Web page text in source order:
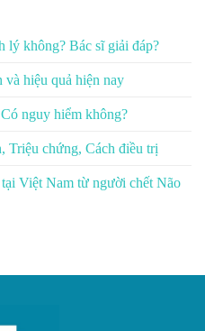
lý không? Bác sĩ giải đáp?
và hiệu quả hiện nay
nguy hiểm không?
Triệu chứng, Cách điều trị
Việt Nam từ người chết Não